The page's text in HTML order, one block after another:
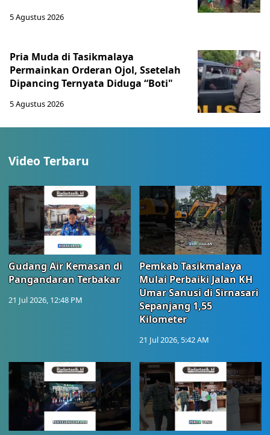
5 Agustus 2026
Pria Muda di Tasikmalaya
Permainkan Orderan Ojol, Ssetelah
Dipancing Ternyata Diduga “Boti"
5 Agustus 2026
Video Terbaru
Gudang Air Kemasan di
Pangandaran Terbakar
21 Jul 2026, 12:48 PM
Pemkab Tasikmalaya
Mulai Perbaiki Jalan KH
Umar Sanusi di Sirnasari
Sepanjang 1,55
Kilometer
21 Jul 2026, 5:42 AM